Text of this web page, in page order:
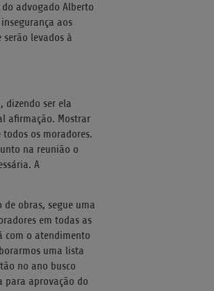
advogado Alberto
aos
levados à
dizendo ser ela
afirmação. Mostrar
os moradores.
na reunião o
A
obras, segue uma
em todas as
com o atendimento
uma lista
no ano busco
para aprovação do